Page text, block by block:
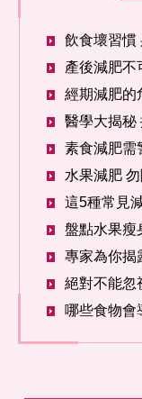
飲食壞習慣
產後減肥不
經期減肥的
醫學大揭秘
水果減肥
盤點水果瘦
專家為你揭
絕對不能忽
哪些食物會